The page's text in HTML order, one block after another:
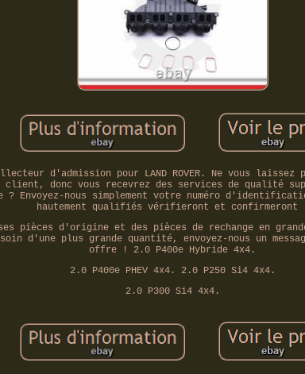
collecteur d'admission pour LAND ROVER. Ne vous
client, donc vous recevrez des services de qualité
? Envoyez-nous simplement votre numéro
hautement qualifiés vérifieront et confirmeront
pièces d'origine et des pièces de rechange en
d'une plus grande quantité, envoyez-nous un
offre ! 2.0 P400e Hybride 4x4.
2.0 P400e PHEV 4x4. 2.0 P250 Si4 4x4.
2.0 P300 Si4 4x4.